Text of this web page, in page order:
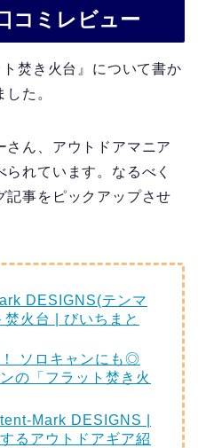
コミレビュー
焚き火台』について書か
た。
さん、アウトドアマニア
れています。なるべく
記事をピックアップさせ
DESIGNS(テンマ
火台 | びいちまと
ソロキャンにも◎
の「フラット焚き火
Mark DESIGNS |
るアウトドアギア紹